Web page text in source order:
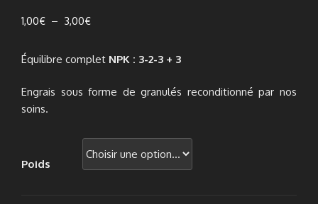
1,00€ – 3,00€Plage
prix :
à
Équilibre complet NPK : 3-2-3 + 3
Engrais sous forme de granulés reconditionné par nos
soins.
Poids